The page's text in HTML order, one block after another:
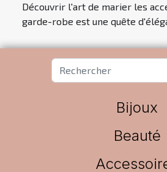
Découvrir l'art de marier les
garde-robe est une quête
Bijoux
Beauté